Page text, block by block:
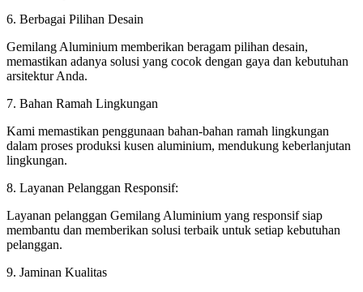
6. Berbagai Pilihan Desain
Gemilang Aluminium memberikan beragam pilihan desain,
memastikan adanya solusi yang cocok dengan gaya dan kebutuhan
arsitektur Anda.
7. Bahan Ramah Lingkungan
Kami memastikan penggunaan bahan-bahan ramah lingkungan
dalam proses produksi kusen aluminium, mendukung keberlanjutan
lingkungan.
8. Layanan Pelanggan Responsif:
Layanan pelanggan Gemilang Aluminium yang responsif siap
membantu dan memberikan solusi terbaik untuk setiap kebutuhan
pelanggan.
9. Jaminan Kualitas